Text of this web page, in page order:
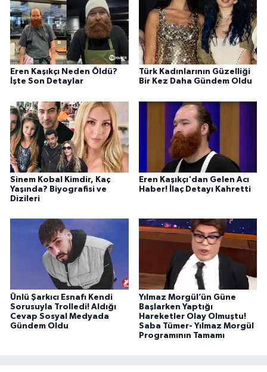
Eren Kaşıkçı Neden Öldü?
İşte Son Detaylar
Türk Kadınlarının Güzelliği
Bir Kez Daha Gündem Oldu
Sinem Kobal Kimdir, Kaç
Yaşında? Biyografisi ve
Dizileri
Eren Kaşıkçı'dan Gelen Acı
Haber! İlaç Detayı Kahretti
Ünlü Şarkıcı Esnafı Kendi
Sorusuyla Trolledi! Aldığı
Cevap Sosyal Medyada
Gündem Oldu
Yılmaz Morgül’ün Güne
Başlarken Yaptığı
Hareketler Olay Olmuştu!
Saba Tümer- Yılmaz Morgül
Programının Tamamı